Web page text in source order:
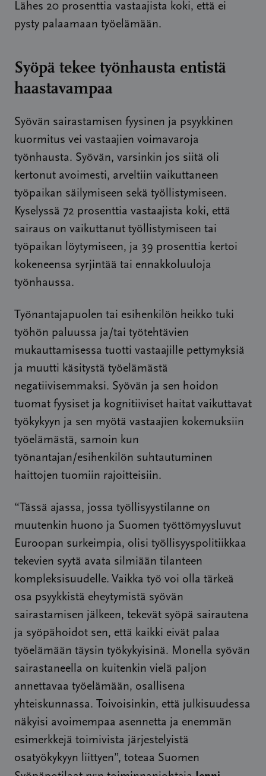
Lähes 20 prosenttia vastaajista koki, että ei
pysty palaamaan työelämään.
Syöpä tekee työnhausta entistä
haastavampaa
Syövän sairastamisen fyysinen ja psyykkinen
kuormitus vei vastaajien voimavaroja
työnhausta. Syövän, varsinkin jos siitä oli
kertonut avoimesti, arveltiin vaikuttaneen
työpaikan säilymiseen sekä työllistymiseen.
Kyselyssä 72 prosenttia vastaajista koki, että
sairaus on vaikuttanut työllistymiseen tai
työpaikan löytymiseen, ja 39 prosenttia kertoi
kokeneensa syrjintää tai ennakkoluuloja
työnhaussa.
Työnantajapuolen tai esihenkilön heikko tuki
työhön paluussa ja/tai työtehtävien
mukauttamisessa tuotti vastaajille pettymyksiä
ja muutti käsitystä työelämästä
negatiivisemmaksi. Syövän ja sen hoidon
tuomat fyysiset ja kognitiiviset haitat vaikuttavat
työkykyyn ja sen myötä vastaajien kokemuksiin
työelämästä, samoin kun
työnantajan/esihenkilön suhtautuminen
haittojen tuomiin rajoitteisiin.
“Tässä ajassa, jossa työllisyystilanne on
muutenkin huono ja Suomen työttömyysluvut
Euroopan surkeimpia, olisi työllisyyspolitiikkaa
tekevien syytä avata silmiään tilanteen
kompleksisuudelle. Vaikka työ voi olla tärkeä
osa psyykkistä eheytymistä syövän
sairastamisen jälkeen, tekevät syöpä sairautena
ja syöpähoidot sen, että kaikki eivät palaa
työelämään täysin työkykyisinä. Monella syövän
sairastaneella on kuitenkin vielä paljon
annettavaa työelämään, osallisena
yhteiskunnassa. Toivoisinkin, että julkisuudessa
näkyisi avoimempaa asennetta ja enemmän
esimerkkejä toimivista järjestelyistä
osatyökykyyn liittyen”, toteaa Suomen